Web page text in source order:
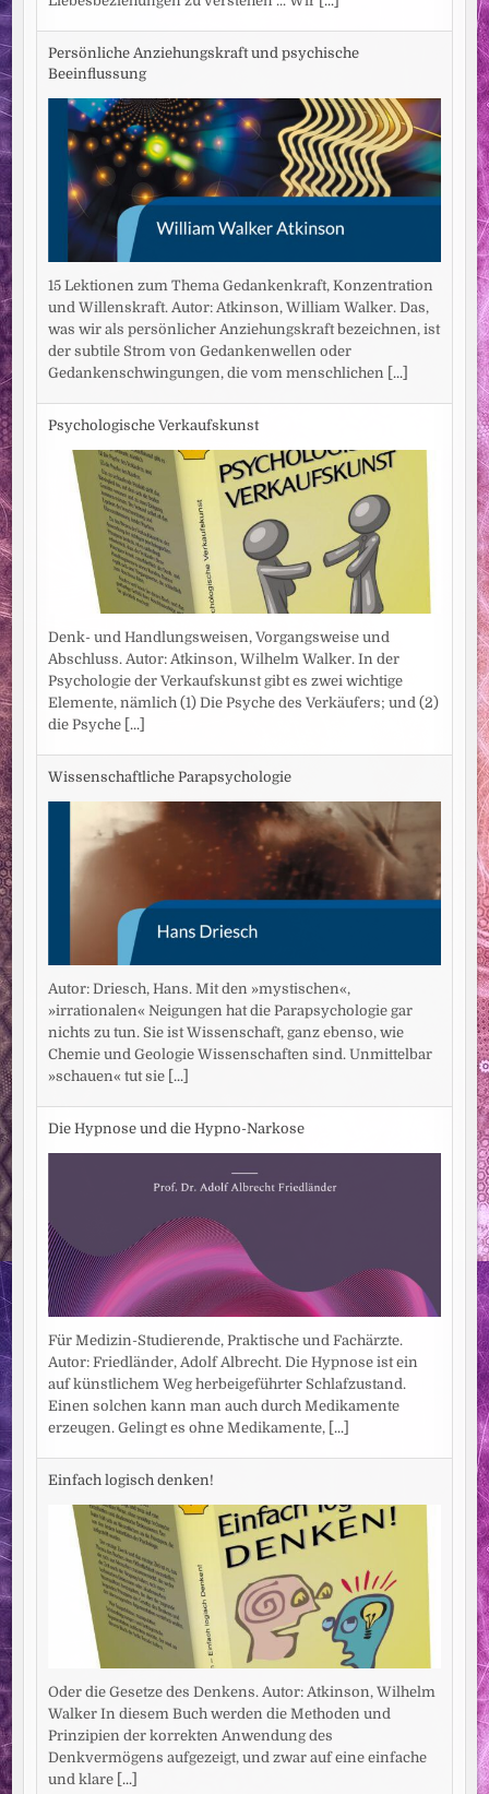
Persönliche Anziehungskraft und psychische
Beeinflussung
15 Lektionen zum Thema Gedankenkraft, Konzentration
und Willenskraft. Autor: Atkinson, William Walker. Das,
was wir als persönlicher Anziehungskraft bezeichnen, ist
der subtile Strom von Gedankenwellen oder
Gedankenschwingungen, die vom menschlichen [...]
Psychologische Verkaufskunst
Denk- und Handlungsweisen, Vorgangsweise und
Abschluss. Autor: Atkinson, Wilhelm Walker. In der
Psychologie der Verkaufskunst gibt es zwei wichtige
Elemente, nämlich (1) Die Psyche des Verkäufers; und (2)
die Psyche [...]
Wissenschaftliche Parapsychologie
Autor: Driesch, Hans. Mit den »mystischen«,
»irrationalen« Neigungen hat die Parapsychologie gar
nichts zu tun. Sie ist Wissenschaft, ganz ebenso, wie
Chemie und Geologie Wissenschaften sind. Unmittelbar
»schauen« tut sie [...]
Die Hypnose und die Hypno-Narkose
Für Medizin-Studierende, Praktische und Fachärzte.
Autor: Friedländer, Adolf Albrecht. Die Hypnose ist ein
auf künstlichem Weg herbeigeführter Schlafzustand.
Einen solchen kann man auch durch Medikamente
erzeugen. Gelingt es ohne Medikamente, [...]
Einfach logisch denken!
Oder die Gesetze des Denkens. Autor: Atkinson, Wilhelm
Walker In diesem Buch werden die Methoden und
Prinzipien der korrekten Anwendung des
Denkvermögens aufgezeigt, und zwar auf eine einfache
und klare [...]